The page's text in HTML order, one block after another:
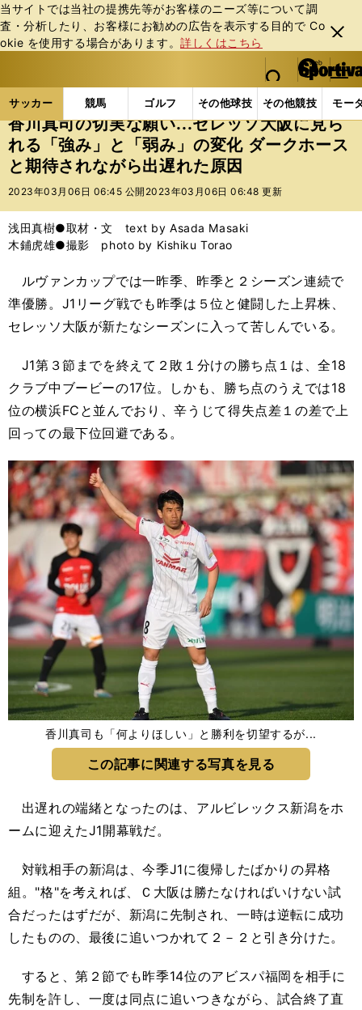
当サイトでは当社の提携先等がお客様のニーズ等について調
査・分析したり、お客様にお勧めの広告を表⽰する⽬的で Co
okie を使⽤する場合があります。詳しくはこちら
閉じ
る
web Sportiva (webスポルティーバ)
検索
マイペ
ー
ジ
メニュ
サッカー 競馬 ゴルフ その他球技 その他競技 モー
ス
ポ
ル
テ
ー
バ
サッカーの記事一覧 Jリーグ他 Jリーグ 香川真
香川真司の切実な願い...セレッソ大阪に見ら
れる「強み」と「弱み」の変化 ダークホース
と期待されながら出遅れた原因
2023年03月06日 06:45 公開 2023年03月06日 06:48 更新
浅田真樹●取材・文 text by Asada Masaki
木鋪虎雄●撮影 photo by Kishiku Torao
ルヴァンカップでは一昨季、昨季と２シーズン連続で
準優勝。J1リーグ戦でも昨季は５位と健闘した上昇株、
セレッソ大阪が新たなシーズンに入って苦しんでいる。
J1第３節までを終えて２敗１分けの勝ち点１は、全18
クラブ中ブービーの17位。しかも、勝ち点のうえでは18
位の横浜FCと並んでおり、辛うじて得失点差１の差で上
回っての最下位回避である。
香川真司も「何よりほしい」と勝利を切望するが...
この記事に関連する写真を見る
出遅れの端緒となったのは、アルビレックス新潟をホ
ームに迎えたJ1開幕戦だ。
対戦相手の新潟は、今季J1に復帰したばかりの昇格
組。"格"を考えれば、Ｃ大阪は勝たなければいけない試
合だったはずだが、新潟に先制され、一時は逆転に成功
したものの、最後に追いつかれて２－２と引き分けた。
すると、第２節でも昨季14位のアビスパ福岡を相手に
先制を許し、一度は同点に追いつきながら、試合終了直